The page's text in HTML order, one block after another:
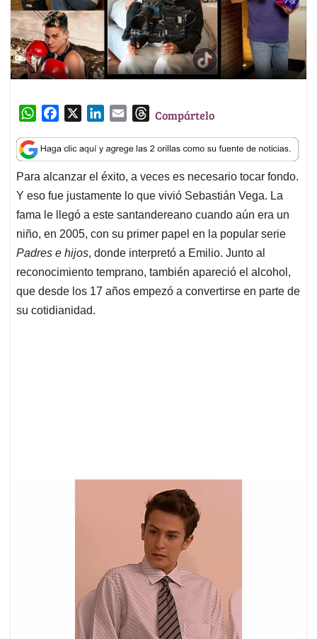
W
a
t
s
A
p
p
c
e
b
o
o
k
n
k
e
d
I
n
a
i
l
T
r
e
a
d
s
Compártelo
Para alcanzar el éxito, a veces es necesario tocar fondo.
Y eso fue justamente lo que vivió Sebastián Vega. La
fama le llegó a este santandereano cuando aún era un
niño, en 2005, con su primer papel en la popular serie
Padres e hijos, donde interpretó a Emilio. Junto al
reconocimiento temprano, también apareció el alcohol,
que desde los 17 años empezó a convertirse en parte de
su cotidianidad.